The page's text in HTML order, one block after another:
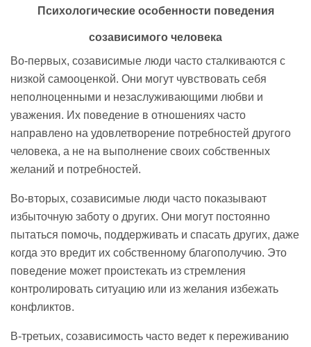
Психологические особенности поведения
созависимого человека
Во-первых, созависимые люди часто сталкиваются с
низкой самооценкой. Они могут чувствовать себя
неполноценными и незаслуживающими любви и
уважения. Их поведение в отношениях часто
направлено на удовлетворение потребностей другого
человека, а не на выполнение своих собственных
желаний и потребностей.
Во-вторых, созависимые люди часто показывают
избыточную заботу о других. Они могут постоянно
пытаться помочь, поддерживать и спасать других, даже
когда это вредит их собственному благополучию. Это
поведение может проистекать из стремления
контролировать ситуацию или из желания избежать
конфликтов.
В-третьих, созависимость часто ведет к переживанию